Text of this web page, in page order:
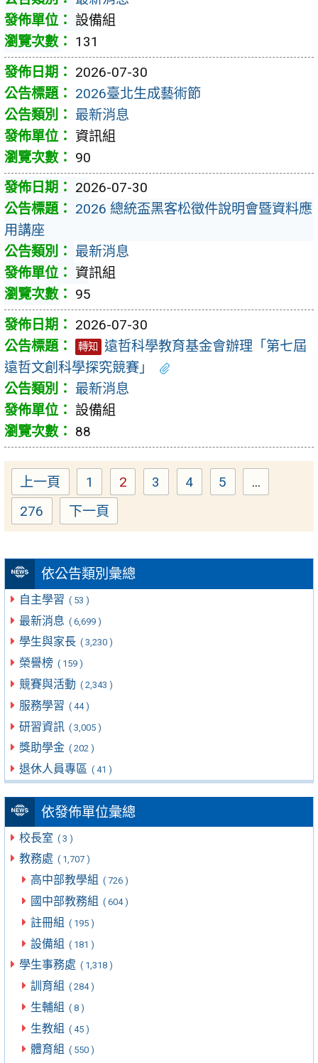
依公告類別彙總
自主學習 ( 53 )
最新消息 ( 6,699 )
學生與家長 ( 3,230 )
榮譽榜 ( 159 )
競賽與活動 ( 2,343 )
服務學習 ( 44 )
研習資訊 ( 3,005 )
獎助學金 ( 202 )
退休人員專區 ( 41 )
依發佈單位彙總
校長室 ( 3 )
教務處 ( 1,707 )
高中部教學組 ( 726 )
國中部教務組 ( 604 )
註冊組 ( 195 )
設備組 ( 181 )
學生事務處 ( 1,318 )
訓育組 ( 284 )
生輔組 ( 8 )
生教組 ( 45 )
體育組 ( 550 )
設備組
131
2026-07-30
2026臺北生成藝術節
最新消息
資訊組
90
2026-07-30
2026 總統盃黑客松徵件說明會暨資料應
用講座
最新消息
資訊組
95
2026-07-30
轉知
遠哲科學教育基金會辦理「第七屆
遠哲文創科學探究競賽」
最新消息
設備組
88
上一頁 Page
1 Page
2 Page
3 Page
4 Page
5 ...
Page
276 下一頁